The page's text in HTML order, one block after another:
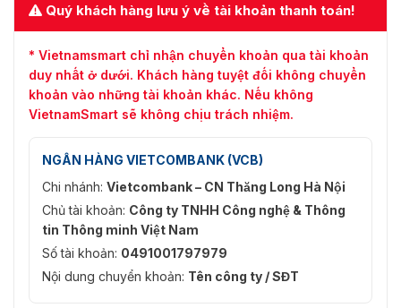
Quý khách hàng lưu ý về tài khoản thanh toán!
* Vietnamsmart chỉ nhận chuyển khoản qua tài khoản
duy nhất ở dưới. Khách hàng tuyệt đối không chuyển
khoản vào những tài khoản khác. Nếu không
VietnamSmart sẽ không chịu trách nhiệm.
NGÂN HÀNG VIETCOMBANK (VCB)
Chi nhánh: Vietcombank – CN Thăng Long Hà Nội
Chủ tài khoản: Công ty TNHH Công nghệ & Thông
tin Thông minh Việt Nam
Số tài khoản: 0491001797979
Nội dung chuyển khoản: Tên công ty / SĐT